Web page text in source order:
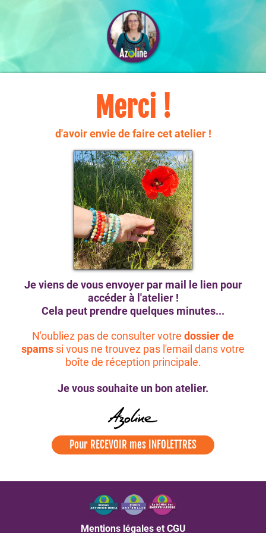
Merci !
d'avoir envie de faire cet atelier !
Je viens de vous envoyer par mail le lien pour
accéder à l'atelier !
Cela peut prendre quelques minutes...
N'oubliez pas de consulter votre dossier de
spams si vous ne trouvez pas l'email dans votre
boîte de réception principale.
Je vous souhaite un bon atelier.
Pour RECEVOIR mes INFOLETTRES
Mentions légales et CGU